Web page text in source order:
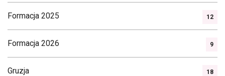
Formacja 2025 12
Formacja 2026 9
Gruzja 18